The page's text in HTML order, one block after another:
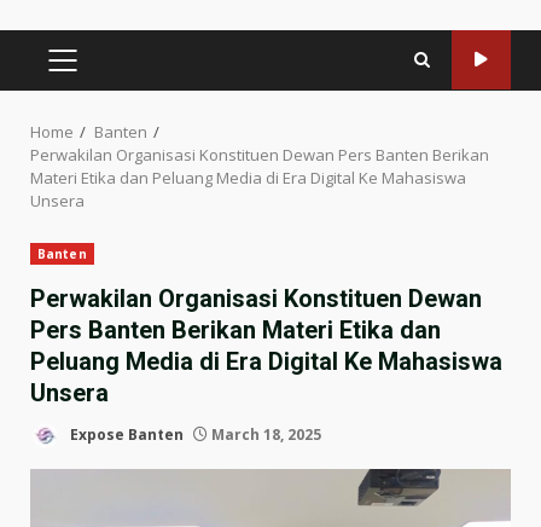
PRIMARY
MENU
Home
Banten
Perwakilan Organisasi Konstituen Dewan Pers Banten Berikan
Materi Etika dan Peluang Media di Era Digital Ke Mahasiswa
Unsera
Banten
Perwakilan Organisasi Konstituen Dewan
Pers Banten Berikan Materi Etika dan
Peluang Media di Era Digital Ke Mahasiswa
Unsera
Expose Banten March 18, 2025